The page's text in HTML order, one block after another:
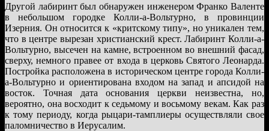
Другой лабиринт был обнаружен инженером Франко Валенте
в небольшом городке Колли-а-Вольтурно, в провинции
Изерния. Он относится к «критскому типу», но уникален тем,
что в центре вырезан христианский крест. Лабиринт Колли-а-
Вольтурно, высечен на камне, встроенном во внешний фасад,
сверху, немного правее от входа в церковь Святого Леонарда.
Постройка расположена в историческом центре города Колли-
а-Вольтурно и ориентирована входом на запад и апсидой на
восток. Точная дата основания церкви неизвестна, но,
вероятно, она восходит к седьмому и восьмому векам. Как раз
к тому периоду, когда рыцари-тамплиеры осуществляли свое
паломничество в Иерусалим.